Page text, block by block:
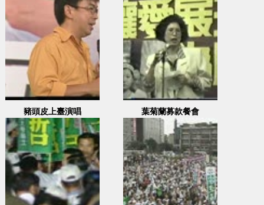
豬頭皮上臺演唱 葉菊蘭募款餐會